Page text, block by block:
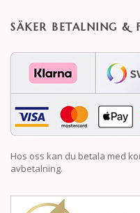
SÄKER BETALNING &
Hos oss kan du betala med
avbetalning.